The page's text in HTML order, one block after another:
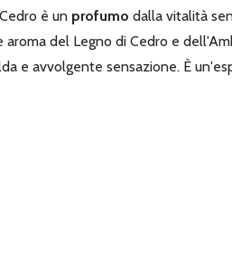
è un profumo dalla vitalità
del Legno di Cedro e
e avvolgente sensazione. È